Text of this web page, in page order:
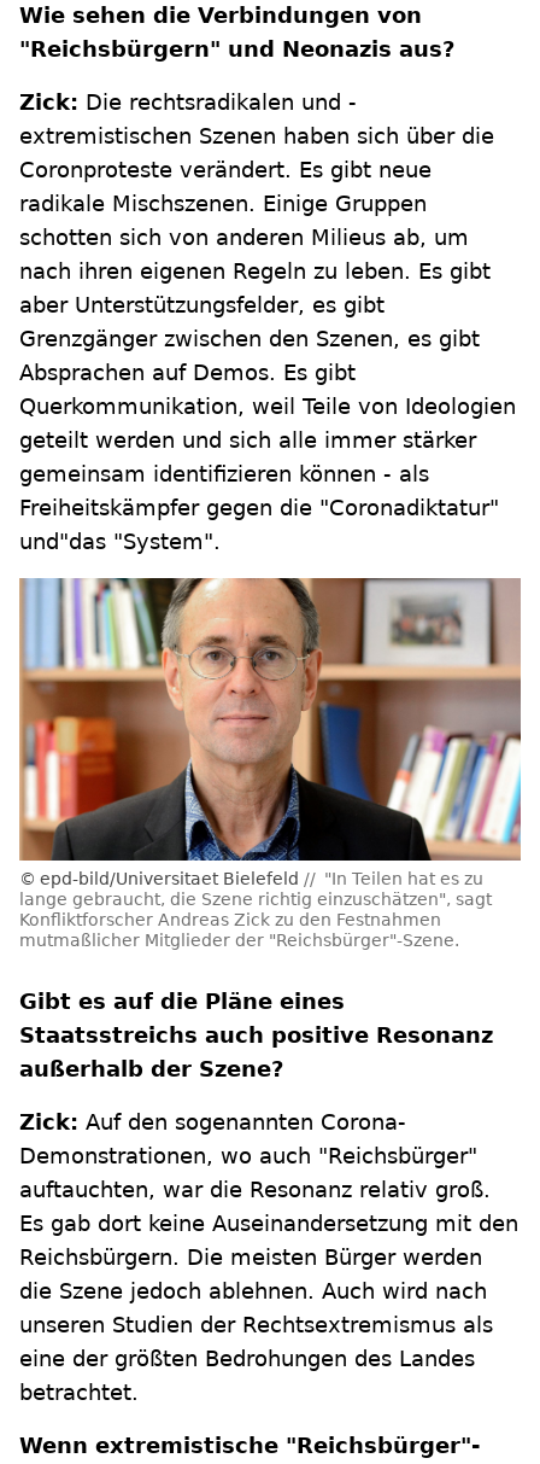
Wie sehen die Verbindungen von
"Reichsbürgern" und Neonazis aus?
Zick: Die rechtsradikalen und -
extremistischen Szenen haben sich über die
Coronproteste verändert. Es gibt neue
radikale Mischszenen. Einige Gruppen
schotten sich von anderen Milieus ab, um
nach ihren eigenen Regeln zu leben. Es gibt
aber Unterstützungsfelder, es gibt
Grenzgänger zwischen den Szenen, es gibt
Absprachen auf Demos. Es gibt
Querkommunikation, weil Teile von Ideologien
geteilt werden und sich alle immer stärker
gemeinsam identifizieren können - als
Freiheitskämpfer gegen die "Coronadiktatur"
und"das "System".
epd-bild/Universitaet Bielefeld
"In Teilen hat es zu
lange gebraucht, die Szene richtig einzuschätzen", sagt
Konfliktforscher Andreas Zick zu den Festnahmen
mutmaßlicher Mitglieder der "Reichsbürger"-Szene.
Gibt es auf die Pläne eines
Staatsstreichs auch positive Resonanz
außerhalb der Szene?
Zick: Auf den sogenannten Corona-
Demonstrationen, wo auch "Reichsbürger"
auftauchten, war die Resonanz relativ groß.
Es gab dort keine Auseinandersetzung mit den
Reichsbürgern. Die meisten Bürger werden
die Szene jedoch ablehnen. Auch wird nach
unseren Studien der Rechtsextremismus als
eine der größten Bedrohungen des Landes
betrachtet.
Wenn extremistische "Reichsbürger"-